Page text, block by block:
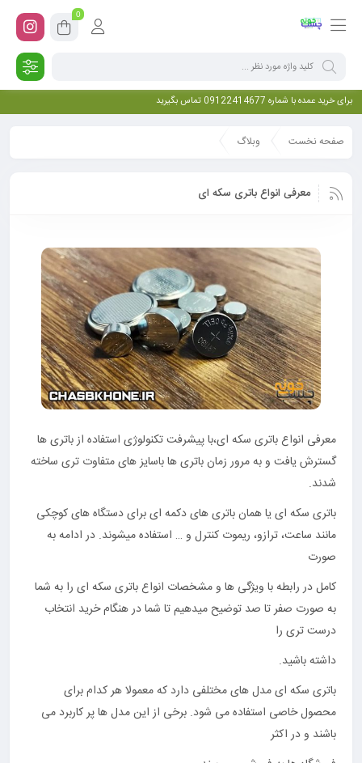
0
برای خرید عمده با شماره 09122414677 تماس بگیرید
صفحه نخست وبلاگ
معرفی انواع باتری سکه ای
معرفی انواع باتری سکه ای،با پیشرفت تکنولوژی استفاده از باتری ها
گسترش یافت و به مرور زمان باتری ها باسایز های متفاوت تری ساخته
شدند.
باتری سکه ای یا همان باتری های دکمه ای برای دستگاه های کوچکی
مانند ساعت، ترازو، ریموت کنترل و … استفاده میشوند. در ادامه به
صورت
کامل در رابطه با ویژگی ها و مشخصات انواع باتری سکه ای را به شما
به صورت صفر تا صد توضیح میدهیم تا شما در هنگام خرید انتخاب
درست تری را
داشته باشید.
باتری سکه ای مدل های مختلفی دارد که معمولا هر کدام برای
محصول خاصی استفاده می شود. برخی از این مدل ها پر کاربرد می
باشند و در اکثر